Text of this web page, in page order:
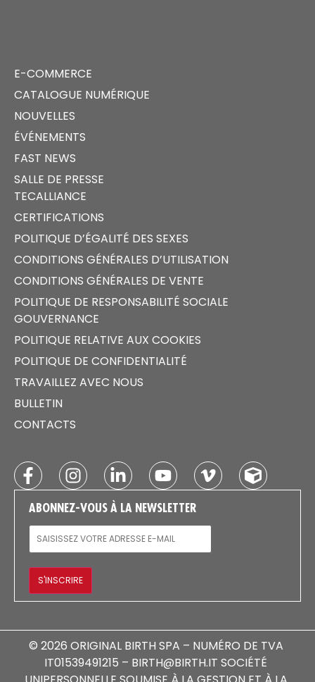
E-COMMERCE
CATALOGUE NUMÉRIQUE
NOUVELLES
ÉVÉNEMENTS
FAST NEWS
SALLE DE PRESSE
TECALLIANCE
CERTIFICATIONS
POLITIQUE D’ÉGALITÉ DES SEXES
CONDITIONS GÉNÉRALES D’UTILISATION
CONDITIONS GÉNÉRALES DE VENTE
POLITIQUE DE RESPONSABILITÉ SOCIALE
GOUVERNANCE
POLITIQUE RELATIVE AUX COOKIES
POLITIQUE DE CONFIDENTIALITÉ
TRAVAILLEZ AVEC NOUS
BULLETIN
CONTACTS
ABONNEZ-VOUS À LA NEWSLETTER
E-MAIL
S'INSCRIRE
© 2026 ORIGINAL BIRTH SPA – NUMÉRO DE TVA
IT01539491215 – BIRTH@BIRTH.IT SOCIÉTÉ